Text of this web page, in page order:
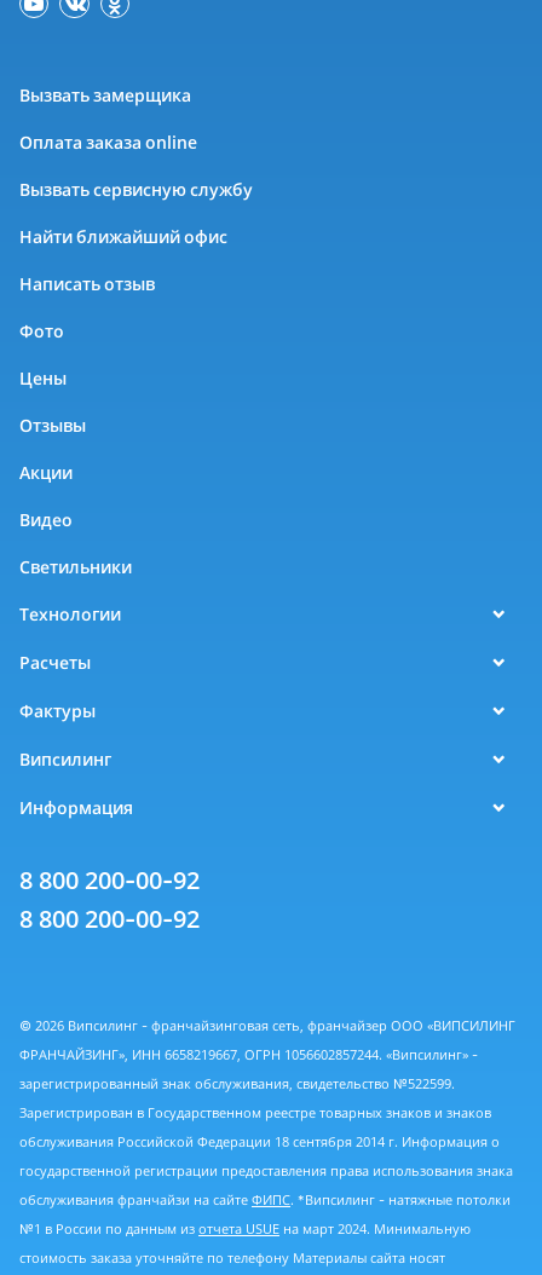
Вызвать замерщика
Оплата заказа online
Вызвать сервисную службу
Найти ближайший офис
Написать отзыв
Фото
Цены
Отзывы
Акции
Видео
Светильники
Технологии
Расчеты
Фактуры
Випсилинг
Информация
8 800 200-00-92
8 800 200-00-92
© 2026 Випсилинг - франчайзинговая сеть, франчайзер ООО «ВИПСИЛИНГ
ФРАНЧАЙЗИНГ», ИНН 6658219667, ОГРН 1056602857244. «Випсилинг» -
зарегистрированный знак обслуживания, свидетельство №522599.
Зарегистрирован в Государственном реестре товарных знаков и знаков
обслуживания Российской Федерации 18 сентября 2014 г. Информация о
государственной регистрации предоставления права использования знака
обслуживания франчайзи на сайте ФИПС. *Випсилинг - натяжные потолки
№1 в России по данным из отчета USUE на март 2024. Минимальную
стоимость заказа уточняйте по телефону Материалы сайта носят